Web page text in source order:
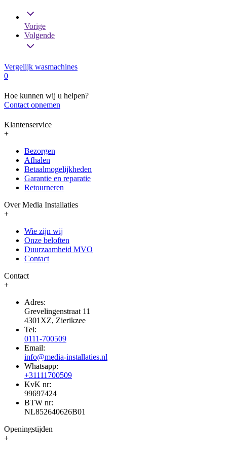
Vorige
Volgende
Vergelijk wasmachines
0
Hoe kunnen wij u helpen?
Contact opnemen
Klantenservice
+
Bezorgen
Afhalen
Betaalmogelijkheden
Garantie en reparatie
Retourneren
Over Media Installaties
+
Wie zijn wij
Onze beloften
Duurzaamheid MVO
Contact
Contact
+
Adres:
Grevelingenstraat 11
4301XZ, Zierikzee
Tel:
0111-700509
Email:
info@media-installaties.nl
Whatsapp:
+31111700509
KvK nr:
99697424
BTW nr:
NL852640626B01
Openingstijden
+